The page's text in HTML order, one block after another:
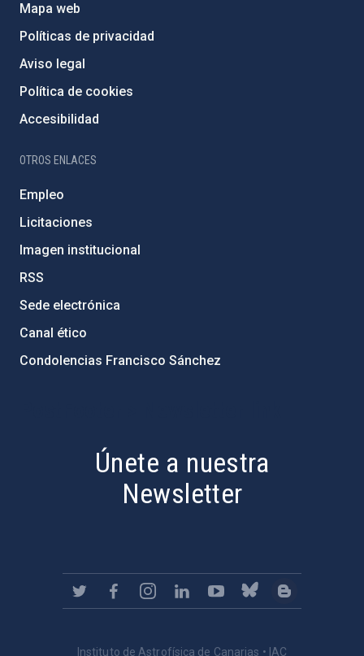
Mapa web
Políticas de privacidad
Aviso legal
Política de cookies
Accesibilidad
OTROS ENLACES
Empleo
Licitaciones
Imagen institucional
RSS
Sede electrónica
Canal ético
Condolencias Francisco Sánchez
Únete a nuestra
Newsletter
Instituto de Astrofísica de Canarias • IAC